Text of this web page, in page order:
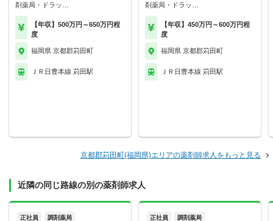
剤薬局・ドラッ…
【年収】500万円～650万円程
度
福岡県 京都郡苅田町
ＪＲ日豊本線 苅田駅
剤薬局・ドラッ…
【年収】450万円～600万円程
度
福岡県 京都郡苅田町
ＪＲ日豊本線 苅田駅
京都郡苅田町(福岡県)エリアの薬剤師求人をもっと見る
近隣の同じ路線の別の薬剤師求人
正社員 調剤薬局 正社員 調剤薬局